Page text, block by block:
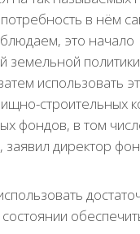
в нём
это начало
земельной
использовать
строительных
фондов, в том
заявил директор